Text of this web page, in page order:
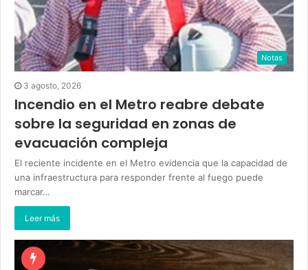
Notas
3 agosto, 2026
Incendio en el Metro reabre debate
sobre la seguridad en zonas de
evacuación compleja
El reciente incidente en el Metro evidencia que la capacidad de
una infraestructura para responder frente al fuego puede
marcar…
Leer más